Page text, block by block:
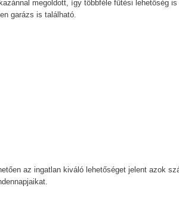
megoldott, így többféle fűtési lehetőség is
garázs is található.
az ingatlan kiváló lehetőséget jelent azok